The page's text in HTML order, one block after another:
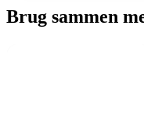
Brug sammen